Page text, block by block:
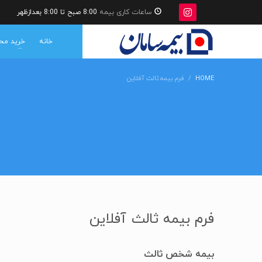
ساعات کاری بیمه
خانه خرید
HOME فرم بیمه ثالث آفلاین
فرم بیمه ثالث آفلاین
بیمه شخص ثالث